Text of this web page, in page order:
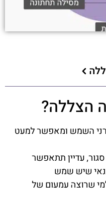
הצללה?
השמש ומאפשר למעט
עדיין תתאפשר
שיש שמש
למי שרוצה עמעום של